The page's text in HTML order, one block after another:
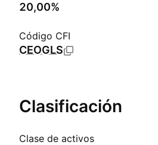
20,00%
Código CFI
CEOGLS
Clasificación
Clase de activos